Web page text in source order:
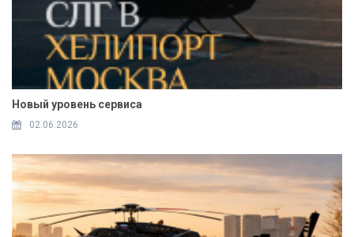
Новый уровень сервиса
02.06.2026